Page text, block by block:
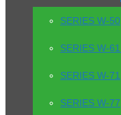
SERIES W-50
SERIES W-
SERIES W-71
SERIES W-77